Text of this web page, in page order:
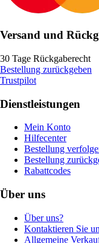
Versand und
30 Tage Rückgaberecht
Bestellung zurückgeben
Trustpilot
Dienstleistungen
Mein Konto
Hilfecenter
Bestellung
Bestellung
Rabattcodes
Über uns
Über uns?
Kontaktieren Sie
Allgemeine